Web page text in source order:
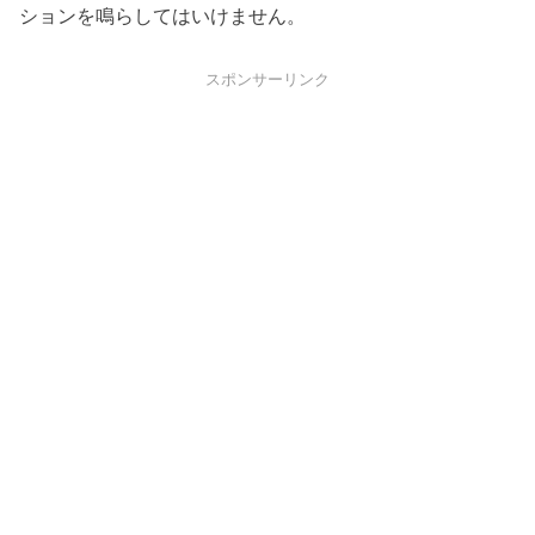
ションを鳴らしてはいけません。
スポンサーリンク